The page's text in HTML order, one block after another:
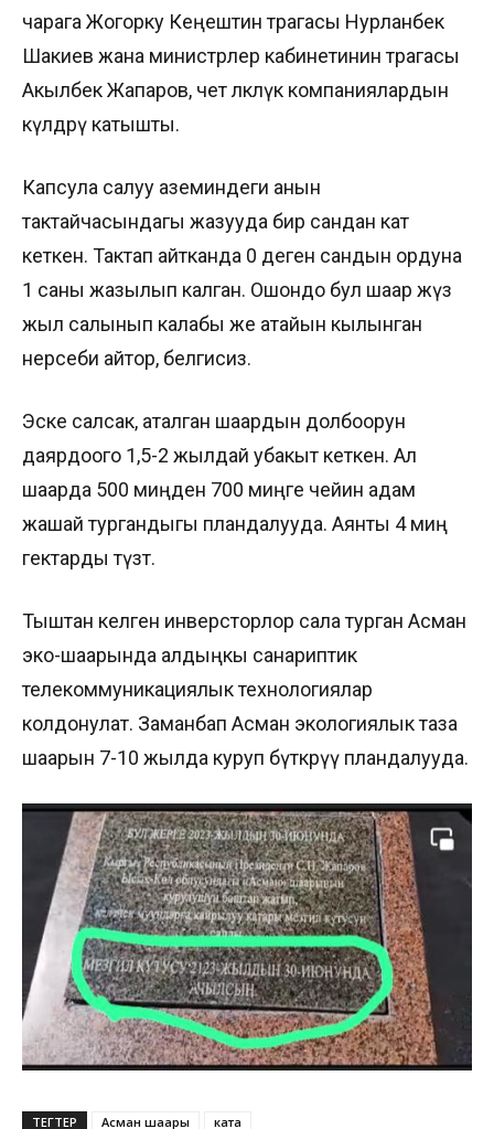
чарага Жогорку Кеңештин төрагасы Нурланбек
Шакиев жана министрлер кабинетинин төрагасы
Акылбек Жапаров, чет өлкөлүк компаниялардын
өкүлдөрү катышты.
Капсула салуу аземиндеги анын
тактайчасындагы жазууда бир сандан кат
кеткен. Тактап айтканда 0 деген сандын ордуна
1 саны жазылып калган. Ошондо бул шаар жүз
жыл салынып калабы же атайын кылынган
нерсеби айтор, белгисиз.
Эске салсак, аталган шаардын долбоорун
даярдоого 1,5-2 жылдай убакыт кеткен. Ал
шаарда 500 миңден 700 миңге чейин адам
жашай тургандыгы пландалууда. Аянты 4 миң
гектарды түзөт.
Тыштан келген инверсторлор сала турган Асман
эко-шаарында алдыңкы санариптик
телекоммуникациялык технологиялар
колдонулат. Заманбап Асман экологиялык таза
шаарын 7-10 жылда куруп бүткөрүү пландалууда.
ТЕГТЕР Асман шаары ката